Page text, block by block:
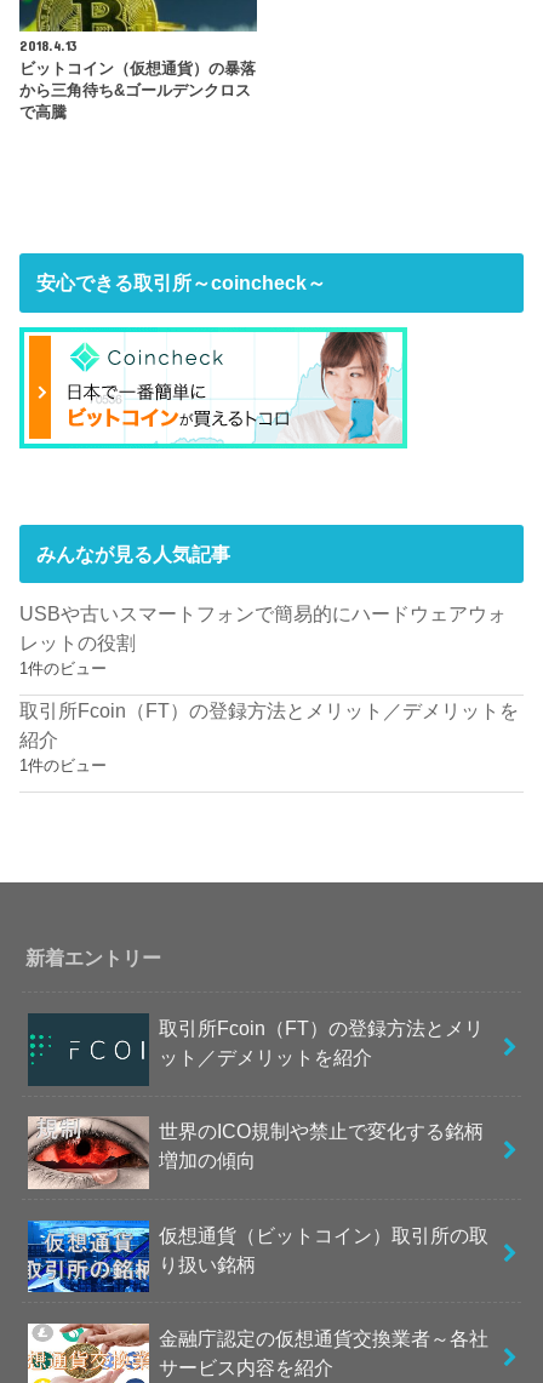
2018.4.13
ビットコイン（仮想通貨）の暴落
から三角待ち&ゴールデンクロス
で高騰
安心できる取引所～coincheck～
みんなが見る人気記事
USBや古いスマートフォンで簡易的にハードウェアウォ
レットの役割
1件のビュー
取引所Fcoin（FT）の登録方法とメリット／デメリットを
紹介
1件のビュー
新着エントリー
取引所Fcoin（FT）の登録方法とメリ
ット／デメリットを紹介
世界のICO規制や禁止で変化する銘柄
増加の傾向
仮想通貨（ビットコイン）取引所の取
り扱い銘柄
金融庁認定の仮想通貨交換業者～各社
サービス内容を紹介